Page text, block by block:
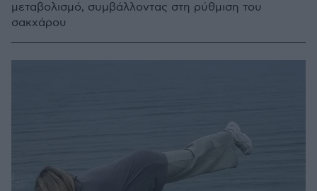
μεταβολισμό, συμβάλλοντας στη ρύθμιση του
σακχάρου